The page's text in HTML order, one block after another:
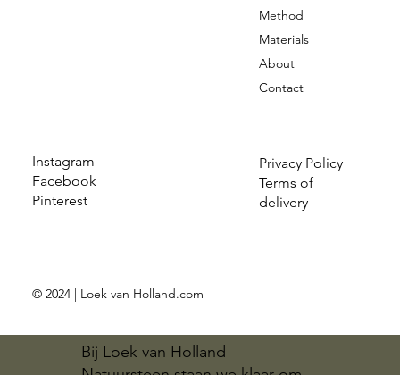
Bij Loek van Holland
Instagram
Facebook
Pinterest
Privacy Policy
Terms of
delivery
Method
Materials
About
Contact
© 2024 | Loek van Holland.com